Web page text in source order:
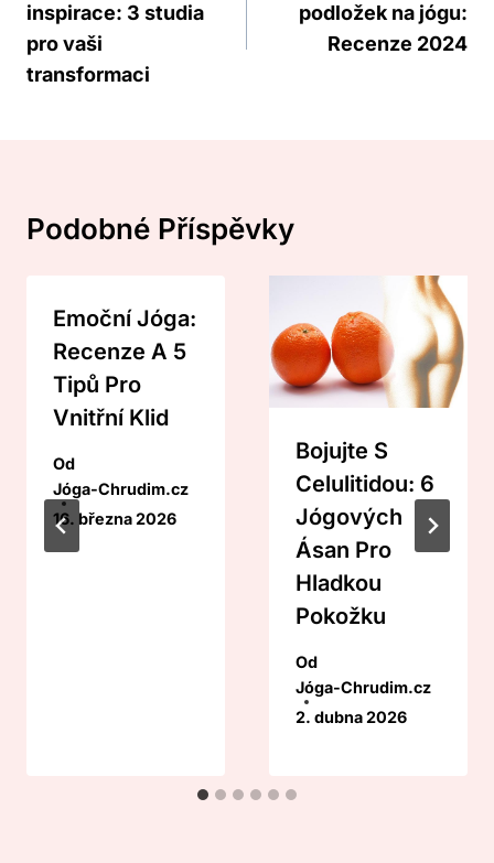
Příspěvek
inspirace: 3 studia
pro vaši
transformaci
podložek na jógu:
Recenze 2024
Podobné Příspěvky
Emoční Jóga:
Recenze A 5
Tipů Pro
Vnitřní Klid
Od
Jóga-Chrudim.cz
16. března 2026
Bojujte S
Celulitidou: 6
Jógových
Ásan Pro
Hladkou
Pokožku
Od
Jóga-Chrudim.cz
2. dubna 2026